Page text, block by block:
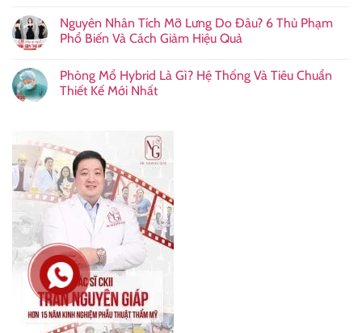
Nguyên Nhân Tích Mỡ Lưng Do Đâu? 6 Thủ Phạm
Phổ Biến Và Cách Giảm Hiệu Quả
Phòng Mổ Hybrid Là Gì? Hệ Thống Và Tiêu Chuẩn
Thiết Kế Mới Nhất